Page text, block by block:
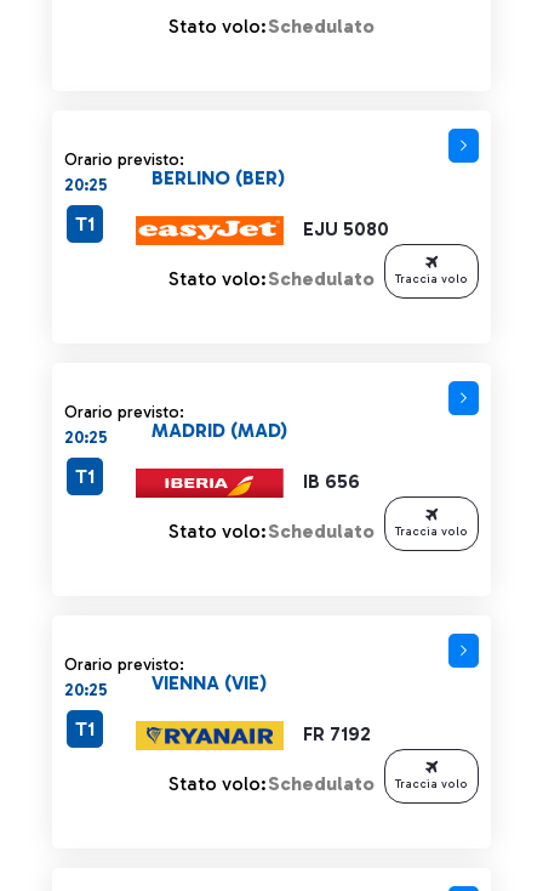
Stato volo:Schedulato
Orario previsto:
20:25
EJU 5080
BERLINO (BER)
T1
Stato volo:Schedulato Traccia volo
Orario previsto:
20:25
IB 656
MADRID (MAD)
T1
Stato volo:Schedulato Traccia volo
Orario previsto:
20:25
FR 7192
VIENNA (VIE)
T1
Stato volo:Schedulato Traccia volo